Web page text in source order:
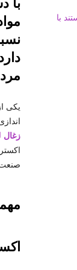
با
یکی
زغال
صنعت
با